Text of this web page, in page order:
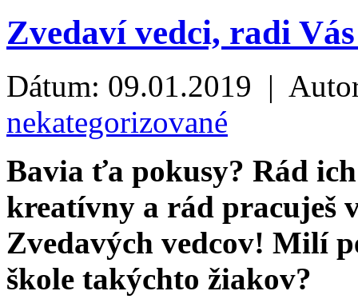
Zvedaví vedci, radi
Dátum: 09.01.2019 |
nekategorizované
Bavia ťa pokusy? Rád
kreatívny a rád pracuješ
Zvedavých vedcov! Milí
škole takýchto žiakov?